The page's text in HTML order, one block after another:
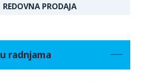
REDOVNA PRODAJA
radnjama